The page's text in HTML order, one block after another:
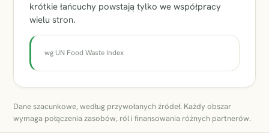
krótkie łańcuchy powstają tylko we współpracy
wielu stron.
wg UN Food Waste Index
Dane szacunkowe, według przywołanych źródeł. Każdy obszar
wymaga połączenia zasobów, ról i finansowania różnych partnerów.